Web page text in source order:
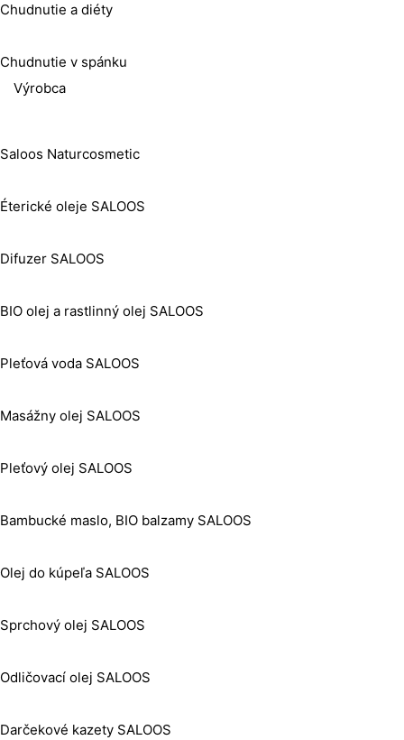
Chudnutie a diéty
Chudnutie v spánku
Výrobca
Saloos Naturcosmetic
Éterické oleje SALOOS
Difuzer SALOOS
BIO olej a rastlinný olej SALOOS
Pleťová voda SALOOS
Masážny olej SALOOS
Pleťový olej SALOOS
Bambucké maslo, BIO balzamy SALOOS
Olej do kúpeľa SALOOS
Sprchový olej SALOOS
Odličovací olej SALOOS
Darčekové kazety SALOOS